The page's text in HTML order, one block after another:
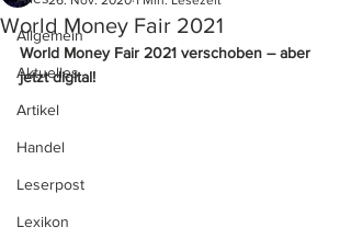
Allgemein
Aktuelles
Artikel
Handel
Leserpost
Lexikon
World Money Fair 2021
World Money Fair 2021 verschoben – aber
jetzt digital!